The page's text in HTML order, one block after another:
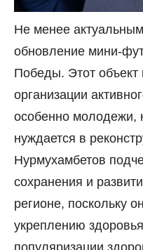
Не менее
обновление мини-
Победы. Этот объект
организации
особенно молодежи,
нуждается в
Нурмухамбетов
сохранения и
регионе, поскольку
укреплению